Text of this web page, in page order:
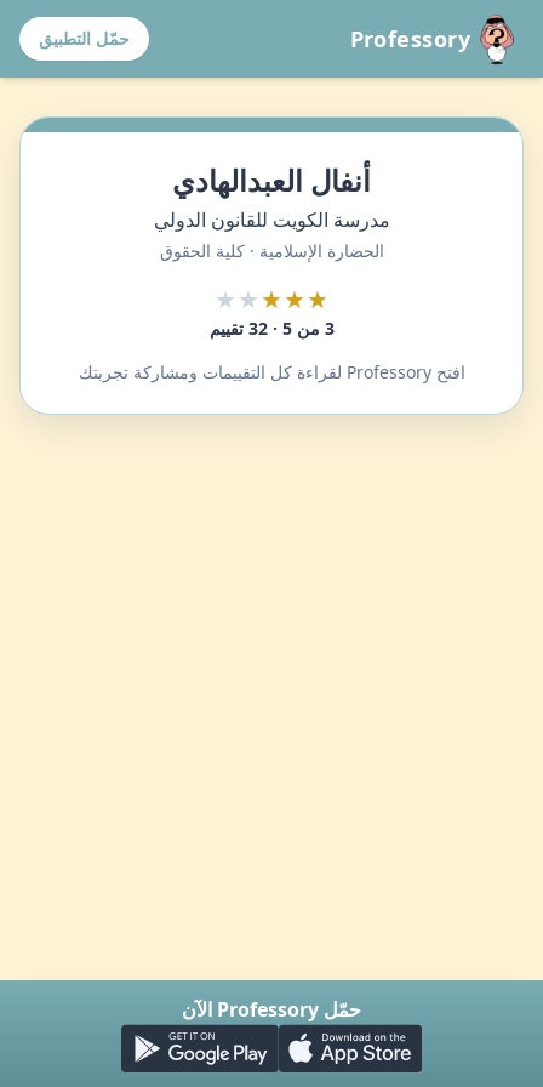
Professory حمّل التطبيق
أنفال العبدالهادي
مدرسة الكويت للقانون الدولي
الحضارة الإسلامية · كلية الحقوق
★★★
★★
3 من 5 · 32 تقييم
افتح Professory لقراءة كل التقييمات ومشاركة تجربتك
حمّل Professory الآن